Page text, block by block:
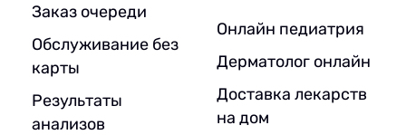
Заказ очереди
Обслуживание без
карты
Результаты
анализов
Онлайн педиатрия
Дерматолог онлайн
Доставка лекарств
на дом